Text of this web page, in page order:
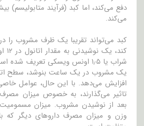
دفع می‌کند، اما کبد (فرآیند متابولیسم)
می‌کند.
کبد می‌تواند تقریبا یک ظرف مشروب را
شراب یا ۱٫۵ اونس ویسکی تعریف
یک مشروب در یک ساعت بنوشد، سطح
افزایش می‌دهد. با این حال، عوامل
تاثیر می‌گذارند، به خصوص میزان
بعد از نوشیدن مشروب. میزان
وزن و میزان مصرف داروهای دیگر که